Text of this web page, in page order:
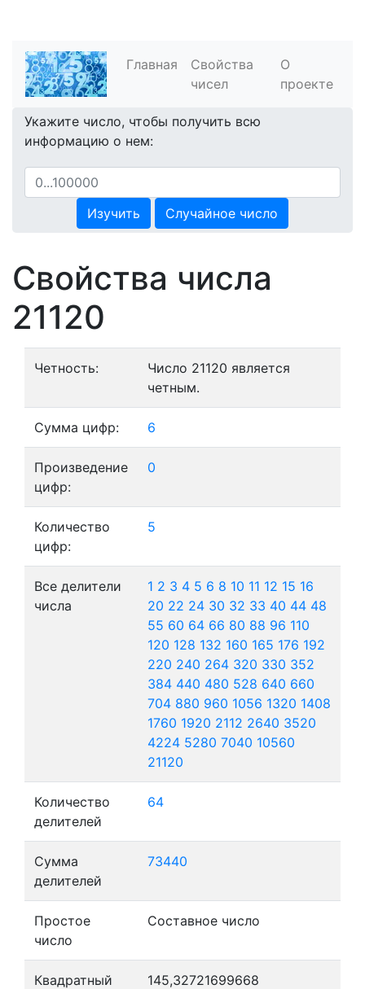
Главная
Свойства
чисел
О
проекте
Укажите число, чтобы получить всю
информацию о нем:
Изучить Случайное число
Свойства числа
21120
Четность:
Число 21120 является
четным.
Сумма цифр: 6
Произведение
цифр:
0
Количество
цифр:
5
Все делители
числа
1 2 3 4 5 6 8 10 11 12 15 16
20 22 24 30 32 33 40 44 48
55 60 64 66 80 88 96 110
120 128 132 160 165 176 192
220 240 264 320 330 352
384 440 480 528 640 660
704 880 960 1056 1320 1408
1760 1920 2112 2640 3520
4224 5280 7040 10560
21120
Количество
делителей
64
Сумма
делителей
73440
Простое
число
Составное число
Квадратный
145,32721699668